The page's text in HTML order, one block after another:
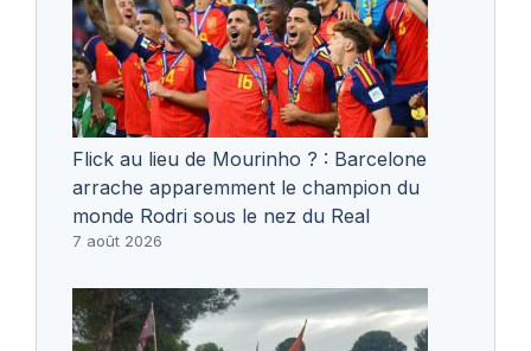
Flick au lieu de Mourinho ? : Barcelone
arrache apparemment le champion du
monde Rodri sous le nez du Real
7 août 2026